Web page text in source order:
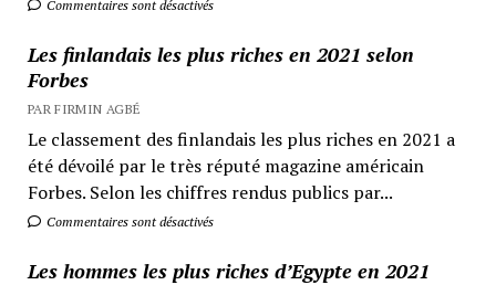
Commentaires sont désactivés
Les finlandais les plus riches en 2021 selon
Forbes
PAR FIRMIN AGBÉ
Le classement des finlandais les plus riches en 2021 a
été dévoilé par le très réputé magazine américain
Forbes. Selon les chiffres rendus publics par...
Commentaires sont désactivés
Les hommes les plus riches d’Egypte en 2021